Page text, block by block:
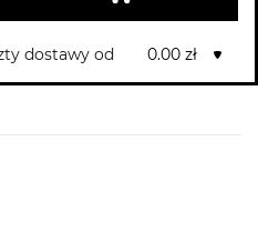
dostawy od 0.00 zł